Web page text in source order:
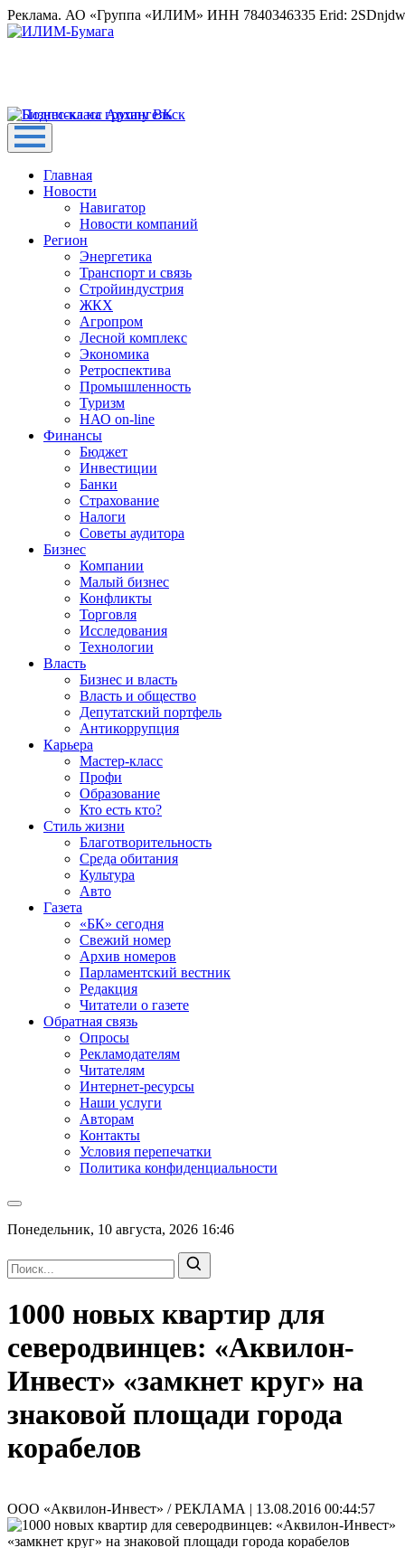
Реклама. АО «Группа «ИЛИМ» ИНН 7840346335 Erid:
Главная
Новости
Навигатор
Новости компаний
Регион
Энергетика
Транспорт и связь
Стройиндустрия
ЖКХ
Агропром
Лесной комплекс
Экономика
Ретроспектива
Промышленность
Туризм
НАО on-line
Финансы
Бюджет
Инвестиции
Банки
Страхование
Налоги
Советы аудитора
Бизнес
Компании
Малый бизнес
Конфликты
Торговля
Исследования
Технологии
Власть
Бизнес и власть
Власть и общество
Депутатский портфель
Антикоррупция
Карьера
Мастер-класс
Профи
Образование
Кто есть кто?
Стиль жизни
Благотворительность
Среда обитания
Культура
Авто
Газета
«БК» сегодня
Свежий номер
Архив номеров
Парламентский вестник
Редакция
Читатели о газете
Обратная связь
Опросы
Рекламодателям
Читателям
Интернет-ресурсы
Наши услуги
Авторам
Контакты
Условия перепечатки
Политика конфиденциальности
Понедельник, 10 августа, 2026 16:46
1000 новых квартир для
северодвинцев: «Аквилон-
Инвест» «замкнет круг» на
знаковой площади города
корабелов
ООО «Аквилон-Инвест» / РЕКЛАМА | 13.08.2016 00:44:57